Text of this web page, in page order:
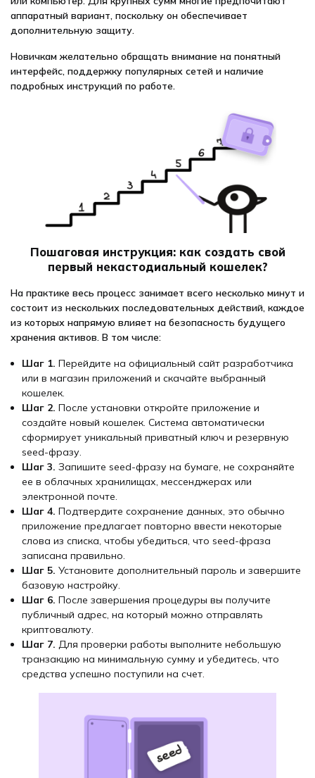
аппаратный вариант, поскольку он обеспечивает
дополнительную защиту.
Новичкам желательно обращать внимание на понятный
интерфейс, поддержку популярных сетей и наличие
подробных инструкций по работе.
Пошаговая инструкция: как создать свой
первый некастодиальный кошелек?
На практике весь процесс занимает всего несколько минут и
состоит из нескольких последовательных действий, каждое
из которых напрямую влияет на безопасность будущего
хранения активов. В том числе:
Шаг 1. Перейдите на официальный сайт разработчика
или в магазин приложений и скачайте выбранный
кошелек.
Шаг 2. После установки откройте приложение и
создайте новый кошелек. Система автоматически
сформирует уникальный приватный ключ и резервную
seed-фразу.
Шаг 3. Запишите seed-фразу на бумаге, не сохраняйте
ее в облачных хранилищах, мессенджерах или
электронной почте.
Шаг 4. Подтвердите сохранение данных, это обычно
приложение предлагает повторно ввести некоторые
слова из списка, чтобы убедиться, что seed-фраза
записана правильно.
Шаг 5. Установите дополнительный пароль и завершите
базовую настройку.
Шаг 6. После завершения процедуры вы получите
публичный адрес, на который можно отправлять
криптовалюту.
Шаг 7. Для проверки работы выполните небольшую
транзакцию на минимальную сумму и убедитесь, что
средства успешно поступили на счет.